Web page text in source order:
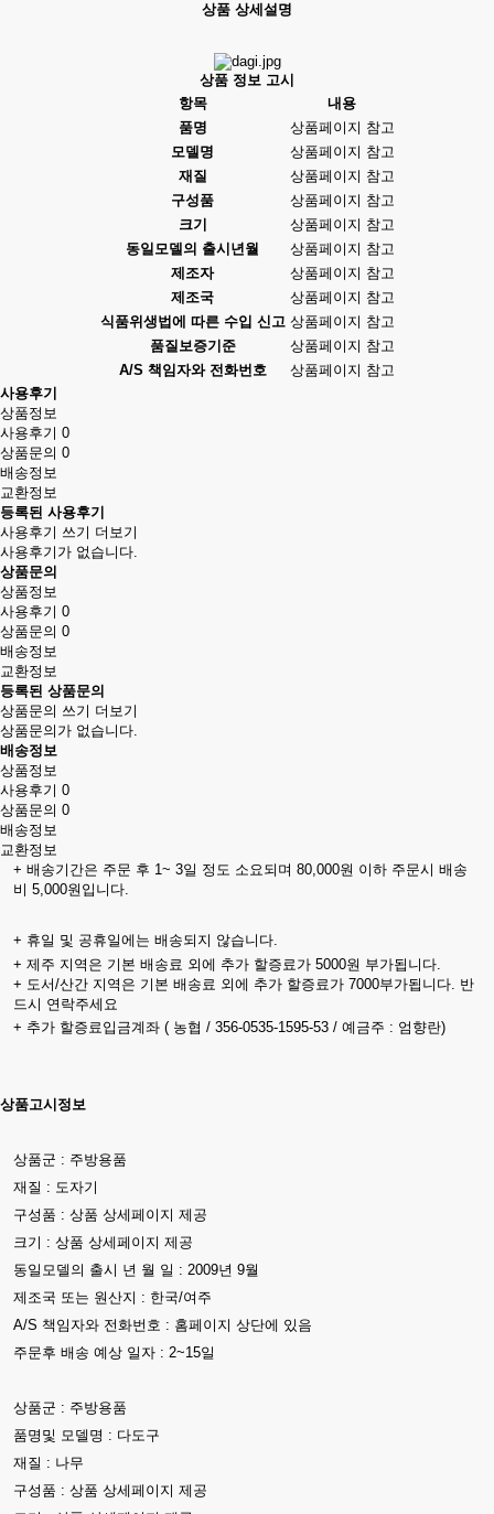
상품 상세설명
상품 정보 고시
항목
내용
품명
상품페이지 참고
모델명
상품페이지 참고
재질
상품페이지 참고
구성품
상품페이지 참고
크기
상품페이지 참고
동일모델의 출시년월
상품페이지 참고
제조자
상품페이지 참고
제조국
상품페이지 참고
식품위생법에 따른 수입 신고 상품페이지 참고
품질보증기준
상품페이지 참고
A/S 책임자와 전화번호
상품페이지 참고
사용후기
상품정보
사용후기 0
상품문의 0
배송정보
교환정보
등록된 사용후기
사용후기 쓰기 더보기
사용후기가 없습니다.
상품문의
상품정보
사용후기 0
상품문의 0
배송정보
교환정보
등록된 상품문의
상품문의 쓰기 더보기
상품문의가 없습니다.
배송정보
상품정보
사용후기 0
상품문의 0
배송정보
교환정보
+ 배송기간은 주문 후 1~ 3일 정도 소요되며 80,000원 이하 주문시 배송
비 5,000원입니다.
+ 휴일 및 공휴일에는 배송되지 않습니다.
+ 제주 지역은 기본 배송료 외에 추가 할증료가 5000원 부가됩니다.
+ 도서/산간 지역은 기본 배송료 외에 추가 할증료가 7000부가됩니다. 반
드시 연락주세요
+ 추가 할증료입금계좌 ( 농협 / 356-0535-1595-53 / 예금주 : 엄향란)
상품고시정보
상품군 : 주방용품
재질 : 도자기
구성품 : 상품 상세페이지 제공
크기 : 상품 상세페이지 제공
동일모델의 출시 년 월 일 : 2009년 9월
제조국 또는 원산지 : 한국/여주
A/S 책임자와 전화번호 : 홈페이지 상단에 있음
주문후 배송 예상 일자 : 2~15일
상품군 : 주방용품
품명및 모델명 : 다도구
재질 : 나무
구성품 : 상품 상세페이지 제공